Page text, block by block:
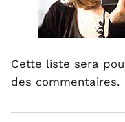
Cette liste sera
des commentaires.